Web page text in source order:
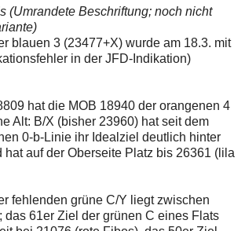
(Umrandete Beschriftung; noch nicht
blauen 3 (23477+X) wurde am 18.3. mit
in der JFD-Indikation)
hat die MOB 18940 der orangenen 4
Alt: B/X (bisher 23960) hat seit dem
0-b-Linie ihr Idealziel deutlich hinter
hat auf der Oberseite Platz bis 26361 (lila
fehlenden grüne C/Y liegt zwischen
das 61er Ziel der grünen C eines Flats